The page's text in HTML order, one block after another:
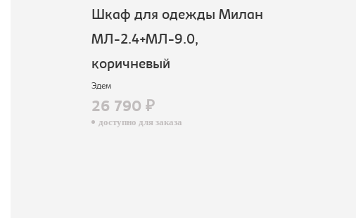
Шкаф для одежды Милан
МЛ-2.4+МЛ-9.0,
коричневый
Эдем
26 790 ₽
доступно для заказа